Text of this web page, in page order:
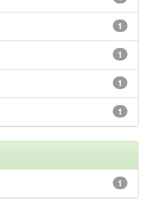
1
1
1
1
1